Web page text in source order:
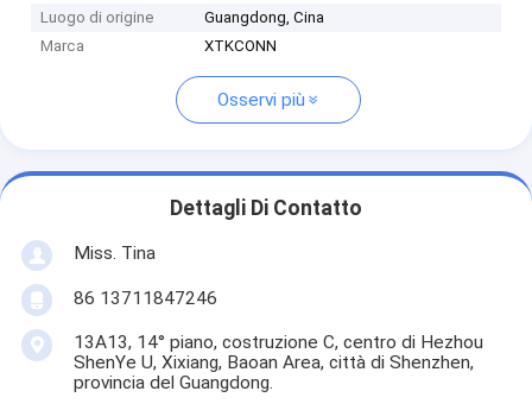
Luogo di origine
Guangdong, Cina
Marca
XTKCONN
Osservi più
Dettagli Di Contatto
Miss. Tina
86 13711847246
13A13, 14° piano, costruzione C, centro di Hezhou
ShenYe U, Xixiang, Baoan Area, città di Shenzhen,
provincia del Guangdong.